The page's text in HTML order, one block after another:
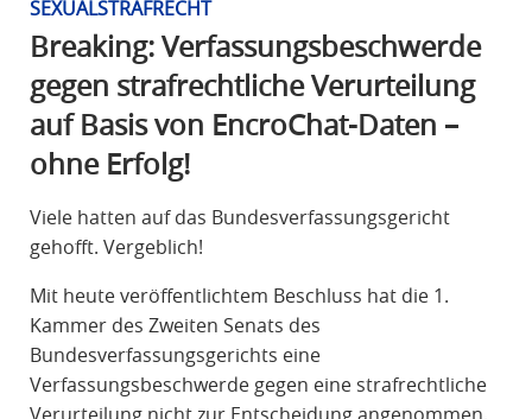
SEXUALSTRAFRECHT
Breaking: Verfassungsbeschwerde
gegen strafrechtliche Verurteilung
auf Basis von EncroChat-Daten –
ohne Erfolg!
Viele hatten auf das Bundesverfassungsgericht
gehofft. Vergeblich!
Mit heute veröffentlichtem Beschluss hat die 1.
Kammer des Zweiten Senats des
Bundesverfassungsgerichts eine
Verfassungsbeschwerde gegen eine strafrechtliche